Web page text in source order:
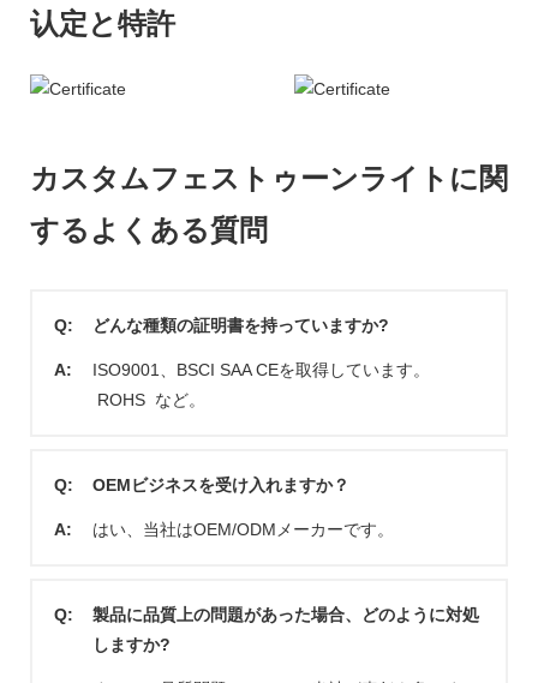
认定と特許
カスタムフェストゥーンライトに関
するよくある質問
Q: どんな種類の証明書を持っていますか?
A:
ISO9001、BSCI SAA CEを取得しています。
ROHS など。
Q: OEMビジネスを受け入れますか？
A: はい、当社はOEM/ODMメーカーです。
Q:
製品に品質上の問題があった場合、どのように対処
しますか?